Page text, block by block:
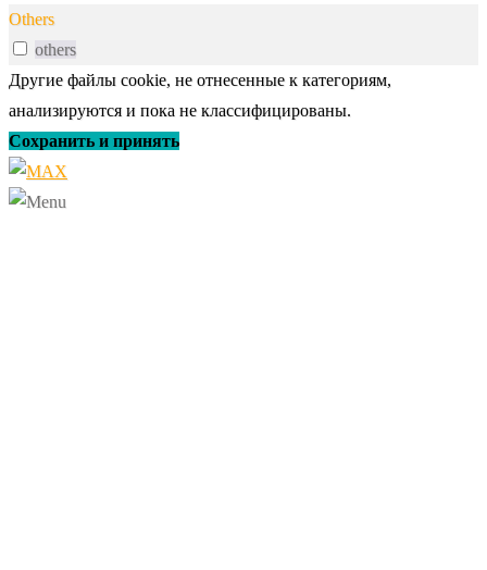
Others
others
Другие файлы cookie, не отнесенные к категориям,
анализируются и пока не классифицированы.
Сохранить и принять